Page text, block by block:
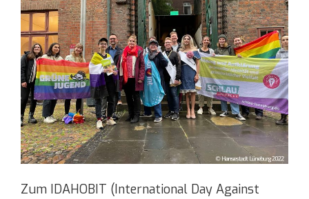
Zum IDAHOBIT (International Day Against